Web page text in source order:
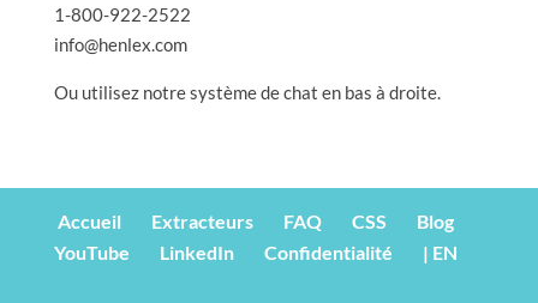
1-800-922-2522
info@henlex.com
Ou utilisez notre système de chat en bas à droite.
Accueil Extracteurs FAQ CSS
Blog
YouTube
LinkedIn Confidentialité | EN